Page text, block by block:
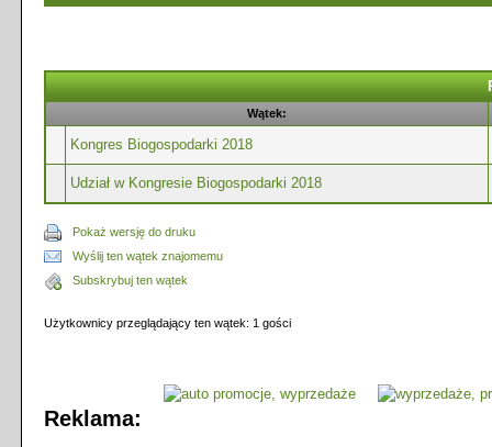
Wątek:
Kongres Biogospodarki 2018
Udział w Kongresie Biogospodarki 2018
Pokaż wersję do druku
Wyślij ten wątek znajomemu
Subskrybuj ten wątek
Użytkownicy przeglądający ten wątek: 1 gości
Reklama: